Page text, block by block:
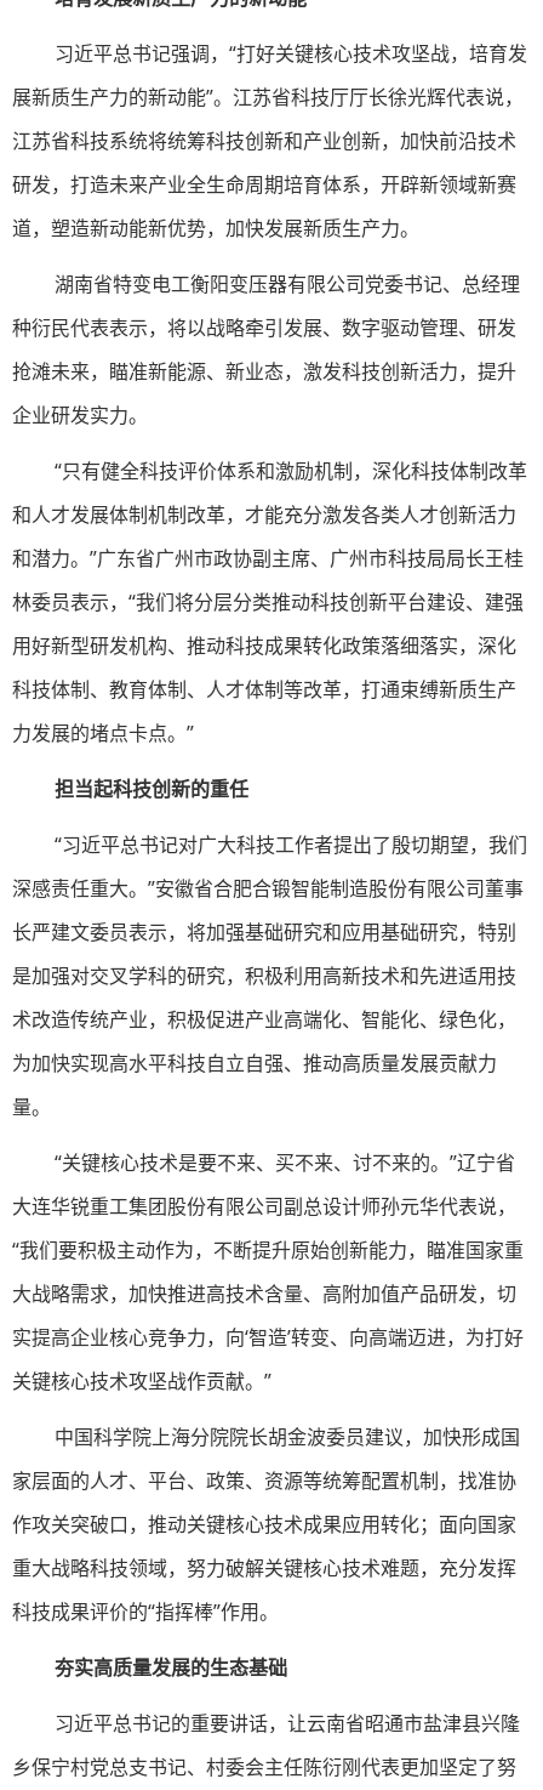
习近平总书记强调，“打好关键核心技术攻坚战，培育发
展新质生产力的新动能”。江苏省科技厅厅长徐光辉代表说，
江苏省科技系统将统筹科技创新和产业创新，加快前沿技术
研发，打造未来产业全生命周期培育体系，开辟新领域新赛
道，塑造新动能新优势，加快发展新质生产力。
湖南省特变电工衡阳变压器有限公司党委书记、总经理
种衍民代表表示，将以战略牵引发展、数字驱动管理、研发
抢滩未来，瞄准新能源、新业态，激发科技创新活力，提升
企业研发实力。
“只有健全科技评价体系和激励机制，深化科技体制改革
和人才发展体制机制改革，才能充分激发各类人才创新活力
和潜力。”广东省广州市政协副主席、广州市科技局局长王桂
林委员表示，“我们将分层分类推动科技创新平台建设、建强
用好新型研发机构、推动科技成果转化政策落细落实，深化
科技体制、教育体制、人才体制等改革，打通束缚新质生产
力发展的堵点卡点。”
担当起科技创新的重任
“习近平总书记对广大科技工作者提出了殷切期望，我们
深感责任重大。”安徽省合肥合锻智能制造股份有限公司董事
长严建文委员表示，将加强基础研究和应用基础研究，特别
是加强对交叉学科的研究，积极利用高新技术和先进适用技
术改造传统产业，积极促进产业高端化、智能化、绿色化，
为加快实现高水平科技自立自强、推动高质量发展贡献力
量。
“关键核心技术是要不来、买不来、讨不来的。”辽宁省
大连华锐重工集团股份有限公司副总设计师孙元华代表说，
“我们要积极主动作为，不断提升原始创新能力，瞄准国家重
大战略需求，加快推进高技术含量、高附加值产品研发，切
实提高企业核心竞争力，向‘智造’转变、向高端迈进，为打好
关键核心技术攻坚战作贡献。”
中国科学院上海分院院长胡金波委员建议，加快形成国
家层面的人才、平台、政策、资源等统筹配置机制，找准协
作攻关突破口，推动关键核心技术成果应用转化；面向国家
重大战略科技领域，努力破解关键核心技术难题，充分发挥
科技成果评价的“指挥棒”作用。
夯实高质量发展的生态基础
习近平总书记的重要讲话，让云南省昭通市盐津县兴隆
乡保宁村党总支书记、村委会主任陈衍刚代表更加坚定了努